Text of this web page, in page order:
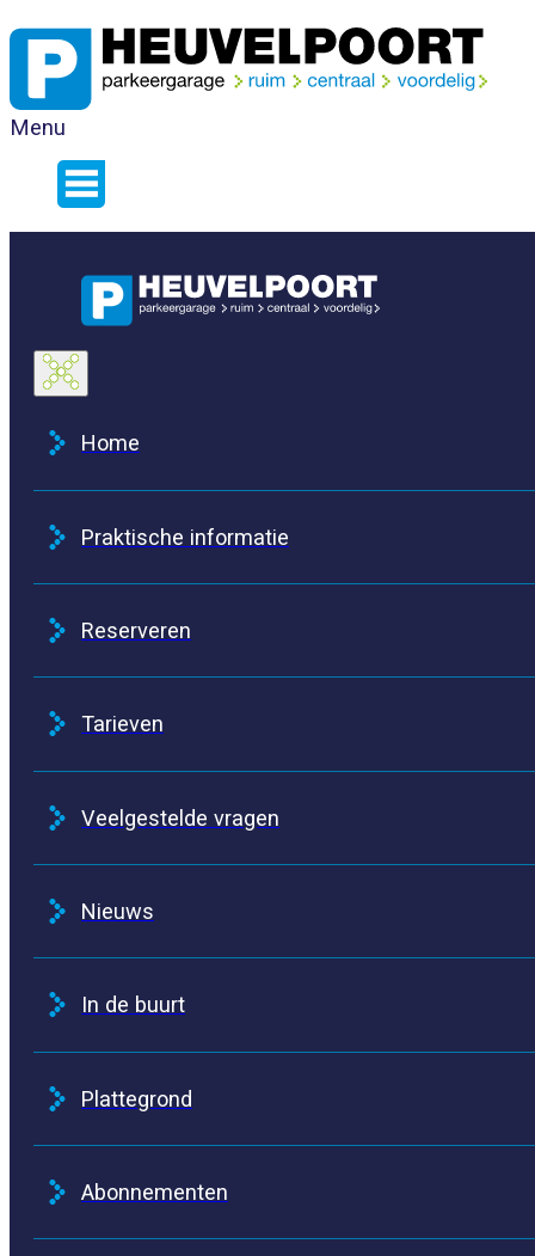
Menu
Home
Praktische informatie
Reserveren
Tarieven
Veelgestelde vragen
Nieuws
In de buurt
Plattegrond
Abonnementen